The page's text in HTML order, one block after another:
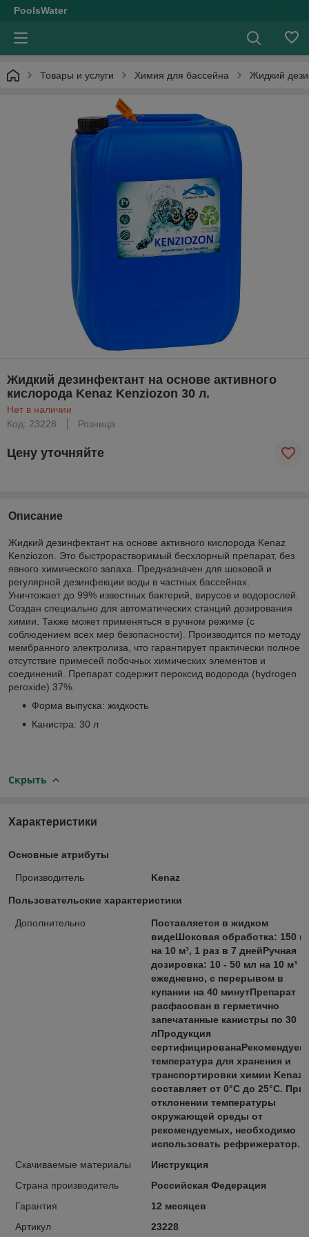
PoolsWater
Товары и услуги Химия для бассейна Жидкий
Жидкий дезинфектант на основе активного
кислорода Kenaz Kenziozon 30 л.
Нет в наличии
Код: 23228
Розница
Цену уточняйте
Описание
Жидкий дезинфектант на основе активного кислорода Kenaz
Kenziozon. Это быстрорастворимый бесхлорный препарат, без
явного химического запаха. Предназначен для шоковой и
регулярной дезинфекции воды в частных бассейнах.
Уничтожает до 99% известных бактерий, вирусов и водорослей.
Создан специально для автоматических станций дозирования
химии. Также может применяться в ручном режиме (с
соблюдением всех мер безопасности). Производится по методу
мембранного электролиза, что гарантирует практически полное
отсутствие примесей побочных химических элементов и
соединений. Препарат содержит пероксид водорода (hydrogen
peroxide) 37%.
Форма выпуска: жидкость
Канистра: 30 л
Скрыть
Характеристики
Основные атрибуты
Производитель Kenaz
Пользовательские характеристики
Дополнительно
Поставляется в жидком
видеШоковая обработка: 150
на 10 м³, 1 раз в 7 днейРучная
дозировка: 10 - 50 мл на 10 м³
ежедневно, с перерывом в
купании на 40 минутПрепарат
расфасован в герметично
запечатанные канистры по 30
лПродукция
температура для хранения и
транспортировки химии Kenaz
составляет от 0°C до 25°C. При
отклонении температуры
окружающей среды от
рекомендуемых, необходимо
использовать рефрижератор.
Скачиваемые материалы
Инструкция
Страна производитель
Российская Федерация
Гарантия
12 месяцев
Артикул
23228